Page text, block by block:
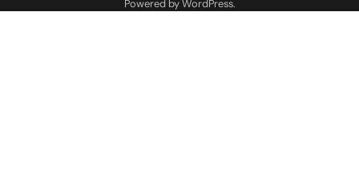
Powered byWordPress.